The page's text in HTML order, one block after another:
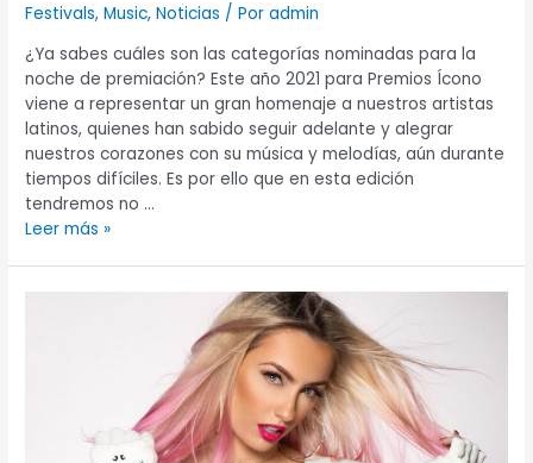
Festivals,Music,Noticias / Poradmin
¿Ya sabes cuáles son las categorías nominadas para la
noche de premiación? Este año 2021 para Premios Ícono
viene a representar un gran homenaje a nuestros artistas
latinos, quienes han sabido seguir adelante y alegrar
nuestros corazones con su música y melodías, aún durante
tiempos difíciles. Es por ello que en esta edición
tendremos no …
Leer más »